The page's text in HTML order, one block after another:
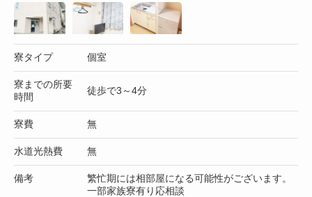
寮タイプ 個室
寮までの所要
時間
徒歩で3～4分
寮費 無
水道光熱費 無
備考
繁忙期には相部屋になる可能性がございます。
一部家族寮有り応相談